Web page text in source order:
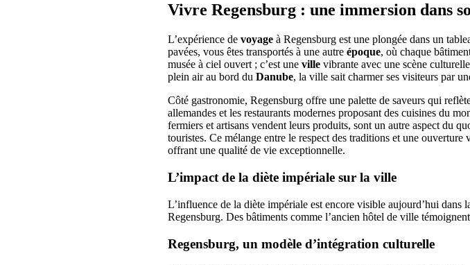
Vivre Regensburg : une immersion dans
L’expérience de voyage à Regensburg est une plongée dans un
pavées, vous êtes transportés à une autre époque, où chaque
musée à ciel ouvert ; c’est une ville vibrante avec une scène
plein air au bord du Danube, la ville sait charmer ses visiteurs par
Côté gastronomie, Regensburg offre une palette de saveurs qui
allemandes et les restaurants modernes proposant des cuisines du
fermiers et artisans vendent leurs produits, sont un autre aspect du
touristes. Ce mélange entre le respect des traditions et une
offrant une qualité de vie exceptionnelle.
L’impact de la diète impériale sur la ville
L’influence de la diète impériale est encore visible aujourd’hui dans
Regensburg. Des bâtiments comme l’ancien hôtel de ville
Regensburg, un modèle d’intégration culturelle